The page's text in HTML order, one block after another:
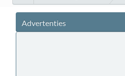
Advertenties